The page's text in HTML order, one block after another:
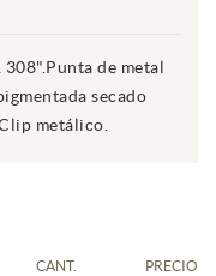
de metal
secado
metálico.
CANT. PRECIO